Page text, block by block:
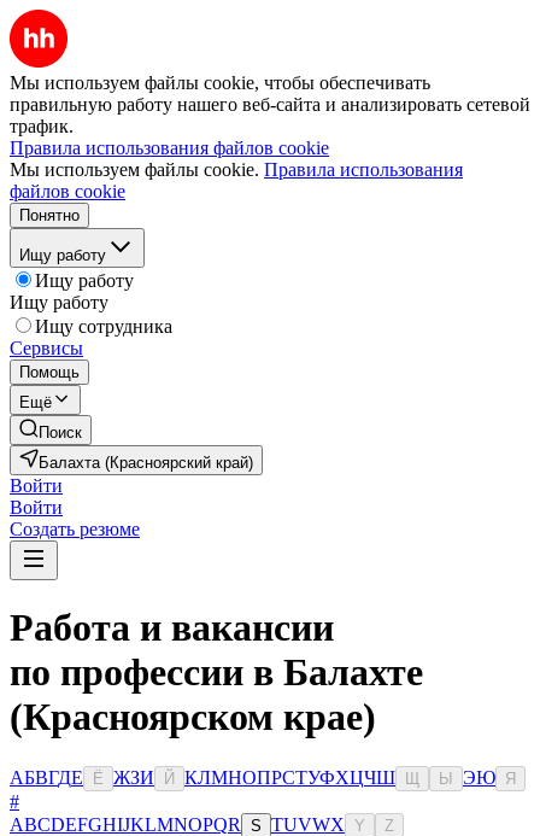
Мы используем файлы cookie, чтобы обеспечивать
правильную работу нашего веб-сайта и анализировать сетевой
трафик.
Правила использования файлов cookie
Мы используем файлы cookie. Правила использования
файлов cookie
Понятно
Ищу работу
Ищу работу
Ищу работу
Ищу сотрудника
Сервисы
Помощь
Ещё
Поиск
Балахта (Красноярский край)
Войти
Войти
Создать резюме
Работа и вакансии
по профессии в Балахте
(Красноярском крае)
АБВГДЕ Ё ЖЗИ Й КЛМНОПРСТУФХЦЧШ Ы ЭЮ Я
#
ABCDEFGHIJKLMNOPQR S TUVWX Y Z